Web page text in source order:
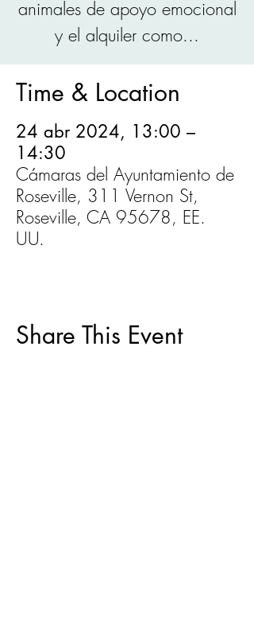
animales de apoyo emocional
y el alquiler como...
Time & Location
24 abr 2024, 13:00 –
14:30
Cámaras del Ayuntamiento de
Roseville, 311 Vernon St,
Roseville, CA 95678, EE.
UU.
Share This Event